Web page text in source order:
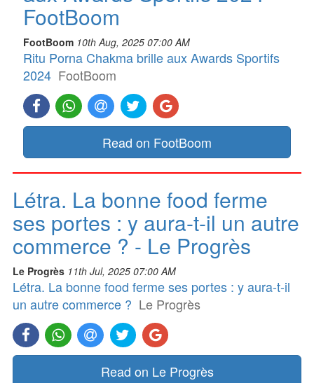
FootBoom
FootBoom 10th Aug, 2025 07:00 AM
Ritu Porna Chakma brille aux Awards Sportifs
2024 FootBoom
Read on FootBoom
Létra. La bonne food ferme
ses portes : y aura-t-il un autre
commerce ? - Le Progrès
Le Progrès 11th Jul, 2025 07:00 AM
Létra. La bonne food ferme ses portes : y aura-t-il
un autre commerce ? Le Progrès
Read on Le Progrès